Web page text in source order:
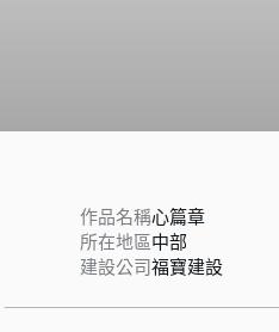
作品名稱心篇章
所在地區中部
建設公司福寶建設